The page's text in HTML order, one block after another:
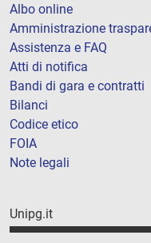
Albo online
Amministrazione
Assistenza e FAQ
Atti di notifica
Bandi di gara e contratti
Bilanci
Codice etico
FOIA
Note legali
Unipg.it